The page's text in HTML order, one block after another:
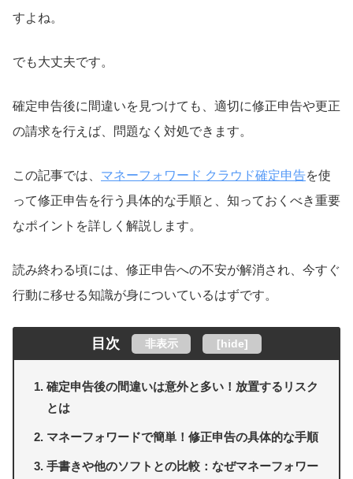
すよね。
でも大丈夫です。
確定申告後に間違いを見つけても、適切に修正申告や更正
の請求を行えば、問題なく対処できます。
この記事では、 マネーフォワード クラウド確定申告を使
って修正申告を行う具体的な手順と、知っておくべき重要
なポイントを詳しく解説します。
読み終わる頃には、修正申告への不安が解消され、今すぐ
行動に移せる知識が身についているはずです。
目次 非表示 [hide]
確定申告後の間違いは意外と多い！放置するリスク
とは
マネーフォワードで簡単！修正申告の具体的な手順
手書きや他のソフトとの比較：なぜマネーフォワー